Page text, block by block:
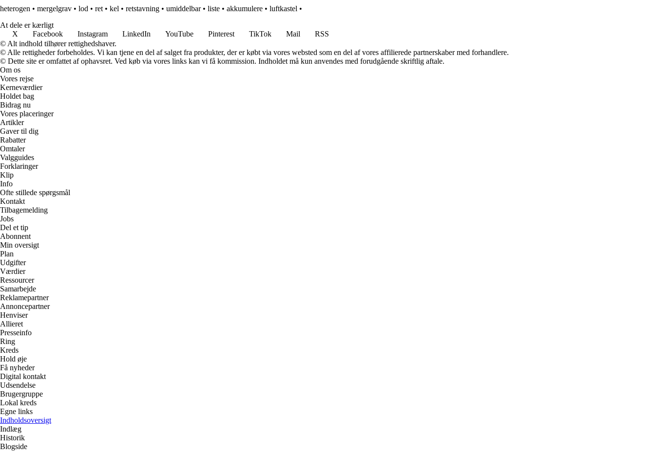
heterogen • mergelgrav • lod • ret • kel • retstavning • umiddelbar• liste • akkumulere • luftkastel •
At dele er kærligt
X
Facebook Instagram LinkedIn YouTube Pinterest TikTok Mail
RSS
© Alt indhold tilhører rettighedshaver.
© Alle rettigheder forbeholdes. Vi kan tjene en del af salget fra produkter, der er købt via vores websted som en del af vores affilierede partnerskaber med forhandlere.
© Dette site er omfattet af ophavsret. Ved køb via vores links kan vi få kommission. Indholdet må kun anvendes med forudgående skriftlig aftale.
Om os
Vores rejse
Kerneværdier
Holdet bag
Bidrag nu
Vores placeringer
Artikler
Gaver til dig
Rabatter
Omtaler
Valgguides
Forklaringer
Klip
Info
Ofte stillede spørgsmål
Kontakt
Tilbagemelding
Jobs
Del et tip
Abonnent
Min oversigt
Plan
Udgifter
Værdier
Ressourcer
Samarbejde
Reklamepartner
Annoncepartner
Henviser
Allieret
Presseinfo
Ring
Kreds
Hold øje
Få nyheder
Digital kontakt
Udsendelse
Brugergruppe
Lokal kreds
Egne links
Indholdsoversigt
Indlæg
Historik
Blogside